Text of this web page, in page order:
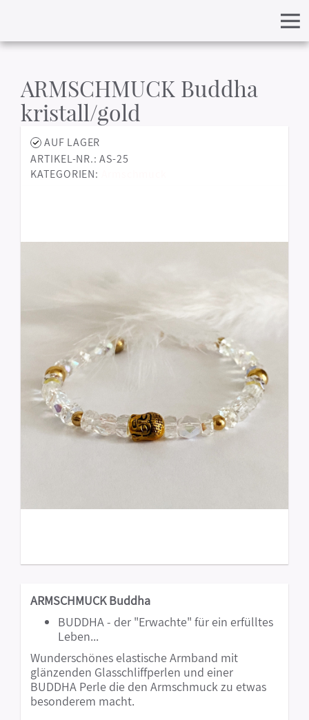
ARMSCHMUCK Buddha
kristall/gold
AUF LAGER
ARTIKEL-NR.: AS-25
KATEGORIEN:
ARMSCHMUCK Buddha
BUDDHA - der "Erwachte" für ein erfülltes
Leben...
Wunderschönes elastische Armband mit
glänzenden Glasschliffperlen und einer
BUDDHA Perle die den Armschmuck zu etwas
besonderem macht.